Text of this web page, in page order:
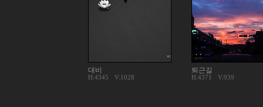
대비
H:4345 V:1028
퇴근길
H:4371 V:939